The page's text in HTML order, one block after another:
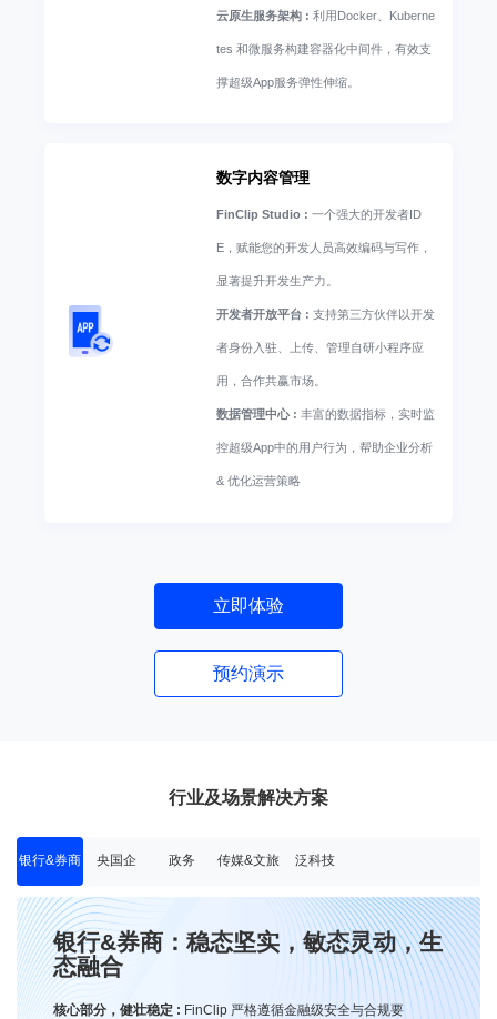
云原生服务架构 : 利用Docker、Kuberne
tes 和微服务构建容器化中间件，有效支
撑超级App服务弹性伸缩。
数字内容管理
FinClip Studio : 一个强大的开发者ID
E，赋能您的开发人员高效编码与写作，
显著提升开发生产力。
开发者开放平台 : 支持第三方伙伴以开发
者身份入驻、上传、管理自研小程序应
用，合作共赢市场。
数据管理中心 : 丰富的数据指标，实时监
控超级App中的用户行为，帮助企业分析
& 优化运营策略
立即体验
预约演示
行业及场景解决方案
银行&券商 央国企 政务 传媒&文旅 泛科技
银行&券商：稳态坚实，敏态灵动，生
态融合
核心部分，健壮稳定 : FinClip 严格遵循金融级安全与合规要